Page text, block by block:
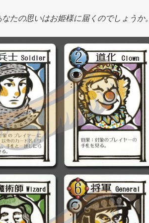
たの思いはお姫様に届くのでしょうか